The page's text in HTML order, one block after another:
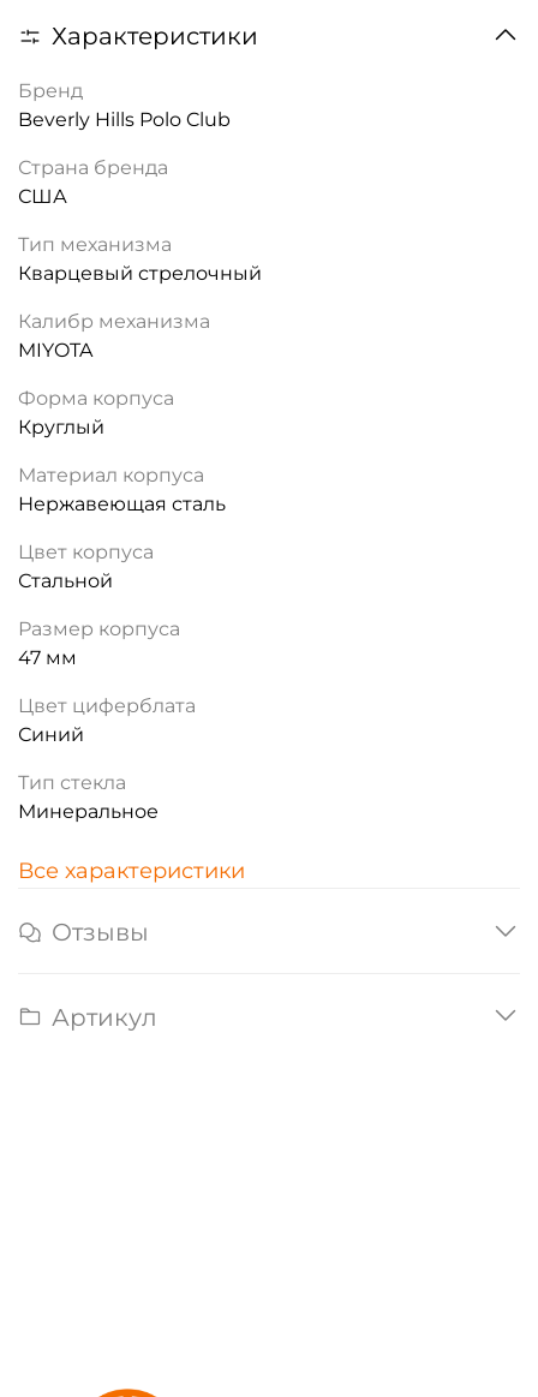
Характеристики
Бренд
Beverly Hills Polo Club
Страна бренда
США
Тип механизма
Кварцевый стрелочный
Калибр механизма
MIYOTA
Форма корпуса
Круглый
Материал корпуса
Нержавеющая сталь
Цвет корпуса
Стальной
Размер корпуса
47 мм
Цвет циферблата
Синий
Тип стекла
Минеральное
Все характеристики
Отзывы
Артикул